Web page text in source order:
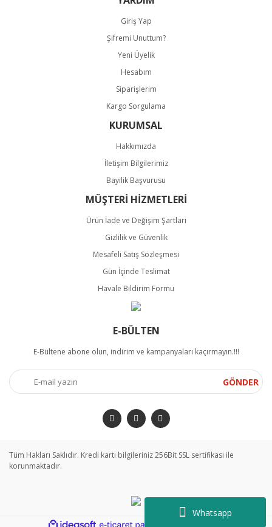
Whatsapp
Gönder
Giriş Yap
Şifremi Unuttum?
Yeni Üyelik
Hesabım
Siparişlerim
Kargo Sorgulama
KURUMSAL
Hakkımızda
İletişim Bilgilerimiz
Bayilik Başvurusu
MÜŞTERİ HİZMETLERİ
Ürün İade ve Değişim Şartları
Gizlilik ve Güvenlik
Mesafeli Satış Sözleşmesi
Gün İçinde Teslimat
Havale Bildirim Formu
E-BÜLTEN
E-Bültene abone olun, indirim ve kampanyaları kaçırmayın.!!!
GÖNDER
Tüm Hakları Saklıdır. Kredi kartı bilgileriniz 256Bit SSL sertifikası ile
korunmaktadır.
ideasoft